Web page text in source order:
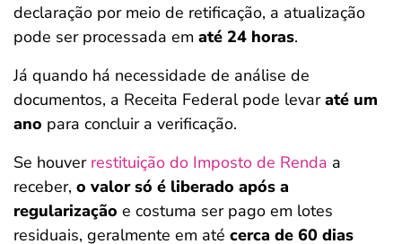
declaração por meio de retificação, a atualização
pode ser processada em até 24 horas.
Já quando há necessidade de análise de
documentos, a Receita Federal pode levaraté um
ano para concluir a verificação.
Se houver restituição do Imposto de Renda a
receber, o valor só é liberado após a
regularização e costuma ser pago em lotes
residuais, geralmente em até cerca de 60 dias